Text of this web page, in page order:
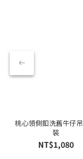
桃心領側釦洗舊牛仔
裝
NT$1,080